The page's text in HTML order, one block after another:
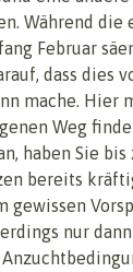
Während die
Februar
dass dies
mache. Hier
Weg
haben Sie bis
bereits
gewissen
nur